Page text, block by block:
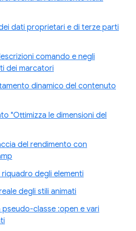
dati proprietari e di terze parti
comando e negli
dei marcatori
dinamico del contenuto
"Ottimizza le dimensioni del
del rendimento con
degli elementi
degli stili animati
classe :open e vari